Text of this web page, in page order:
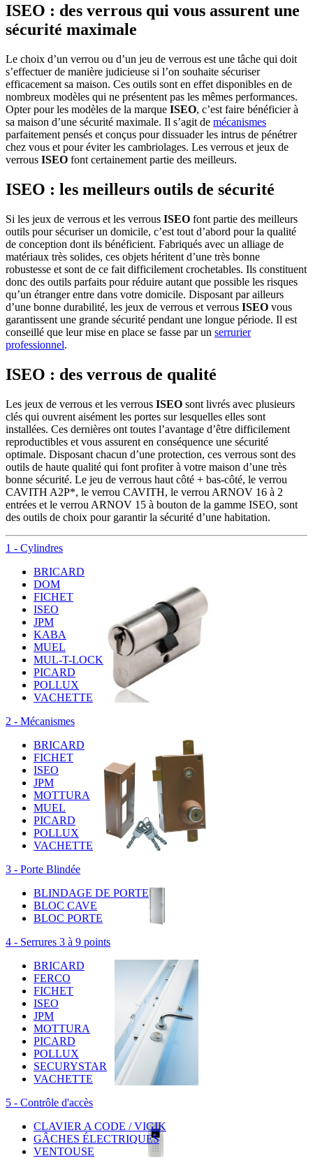
ISEO : des verrous qui vous assurent une
sécurité maximale
Le choix d’un verrou ou d’un jeu de verrous est une tâche qui doit
s’effectuer de manière judicieuse si l’on souhaite sécuriser
efficacement sa maison. Ces outils sont en effet disponibles en de
nombreux modèles qui ne présentent pas les mêmes performances.
Opter pour les modèles de la marque ISEO, c’est faire bénéficier à
sa maison d’une sécurité maximale. Il s’agit de mécanismes
parfaitement pensés et conçus pour dissuader les intrus de pénétrer
chez vous et pour éviter les cambriolages. Les verrous et jeux de
verrous ISEO font certainement partie des meilleurs.
ISEO : les meilleurs outils de sécurité
Si les jeux de verrous et les verrous ISEO font partie des meilleurs
outils pour sécuriser un domicile, c’est tout d’abord pour la qualité
de conception dont ils bénéficient. Fabriqués avec un alliage de
matériaux très solides, ces objets héritent d’une très bonne
robustesse et sont de ce fait difficilement crochetables. Ils constituent
donc des outils parfaits pour réduire autant que possible les risques
qu’un étranger entre dans votre domicile. Disposant par ailleurs
d’une bonne durabilité, les jeux de verrous et verrous ISEO vous
garantissent une grande sécurité pendant une longue période. Il est
conseillé que leur mise en place se fasse par un serrurier
professionnel.
ISEO : des verrous de qualité
Les jeux de verrous et les verrous ISEO sont livrés avec plusieurs
clés qui ouvrent aisément les portes sur lesquelles elles sont
installées. Ces dernières ont toutes l’avantage d’être difficilement
reproductibles et vous assurent en conséquence une sécurité
optimale. Disposant chacun d’une protection, ces verrous sont des
outils de haute qualité qui font profiter à votre maison d’une très
bonne sécurité. Le jeu de verrous haut côté + bas-côté, le verrou
CAVITH A2P*, le verrou CAVITH, le verrou ARNOV 16 à 2
entrées et le verrou ARNOV 15 à bouton de la gamme ISEO, sont
des outils de choix pour garantir la sécurité d’une habitation.
1 - Cylindres
BRICARD
DOM
FICHET
ISEO
JPM
KABA
MUEL
MUL-T-LOCK
PICARD
POLLUX
VACHETTE
2 - Mécanismes
BRICARD
FICHET
ISEO
JPM
MOTTURA
MUEL
PICARD
POLLUX
VACHETTE
3 - Porte Blindée
BLINDAGE DE PORTE
BLOC CAVE
BLOC PORTE
4 - Serrures 3 à 9 points
BRICARD
FERCO
FICHET
ISEO
JPM
MOTTURA
PICARD
POLLUX
SECURYSTAR
VACHETTE
5 - Contrôle d'accès
CLAVIER A CODE / VIGIK
GÂCHES ÉLECTRIQUES
VENTOUSE